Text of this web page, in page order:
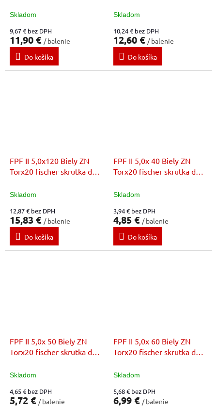
Skladom
9,67 € bez DPH
11,90 € / balenie
Do košíka
Skladom
10,24 € bez DPH
12,60 € / balenie
Do košíka
FPF II 5,0x120 Biely ZN
Torx20 fischer skrutka do
Skladom
12,87 € bez DPH
15,83 € / balenie
Do košíka
FPF II 5,0x 40 Biely ZN
Torx20 fischer skrutka do
Skladom
3,94 € bez DPH
4,85 € / balenie
Do košíka
FPF II 5,0x 50 Biely ZN
Torx20 fischer skrutka do
Skladom
4,65 € bez DPH
5,72 € / balenie
FPF II 5,0x 60 Biely ZN
Torx20 fischer skrutka do
Skladom
5,68 € bez DPH
6,99 € / balenie